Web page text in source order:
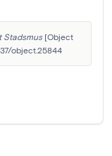
Stadsmus [Object
object.25844